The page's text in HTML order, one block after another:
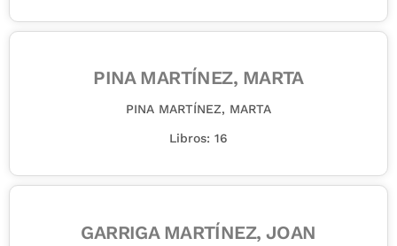
PINA MARTÍNEZ, MARTA
PINA MARTÍNEZ, MARTA
Libros: 16
GARRIGA MARTÍNEZ, JOAN